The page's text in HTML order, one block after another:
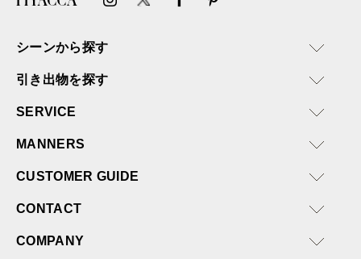
シーンから探す
引き出物を探す
SERVICE
MANNERS
CUSTOMER GUIDE
CONTACT
COMPANY